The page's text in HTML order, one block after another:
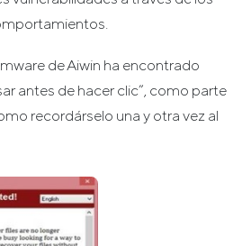
de Aiwin ha encontrado
antes de hacer clic”, como parte
recordárselo una y otra vez al